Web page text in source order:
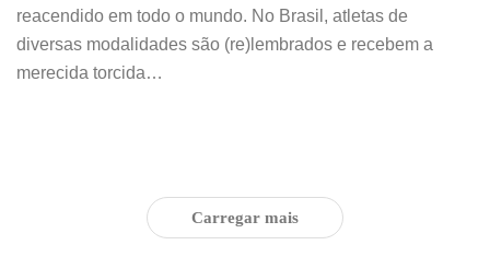
reacendido em todo o mundo. No Brasil, atletas de
diversas modalidades são (re)lembrados e recebem a
merecida torcida…
Carregar mais